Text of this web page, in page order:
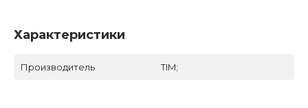
Характеристики
Производитель TIM;